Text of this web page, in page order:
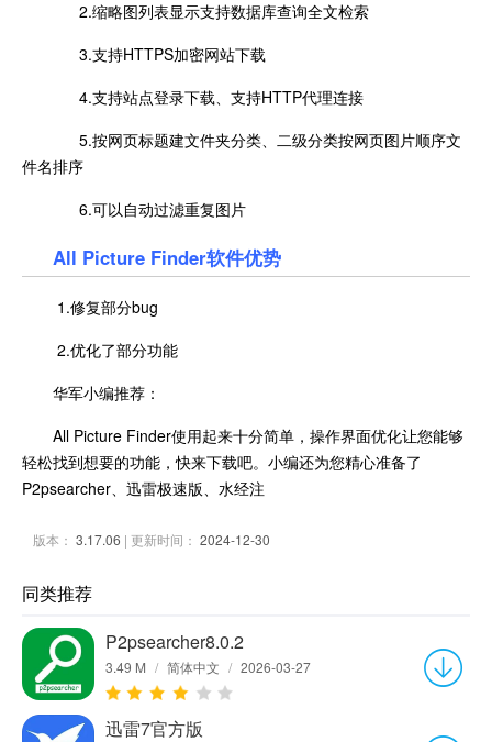
2.缩略图列表显示支持数据库查询全文检索
3.支持HTTPS加密网站下载
4.支持站点登录下载、支持HTTP代理连接
5.按网页标题建文件夹分类、二级分类按网页图片顺序文
件名排序
6.可以自动过滤重复图片
All Picture Finder软件优势
1.修复部分bug
2.优化了部分功能
华军小编推荐：
All Picture Finder使用起来十分简单，操作界面优化让您能够
轻松找到想要的功能，快来下载吧。小编还为您精心准备了
P2psearcher、迅雷极速版、水经注
版本： 3.17.06 | 更新时间： 2024-12-30
同类推荐
P2psearcher8.0.2
3.49 M / 简体中文 / 2026-03-27
迅雷7官方版